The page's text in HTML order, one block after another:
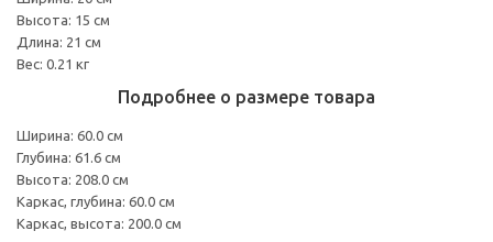
Высота: 15 см
Длина: 21 см
Вес: 0.21 кг
Подробнее о размере товара
Ширина: 60.0 см
Глубина: 61.6 см
Высота: 208.0 см
Каркас, глубина: 60.0 см
Каркас, высота: 200.0 см